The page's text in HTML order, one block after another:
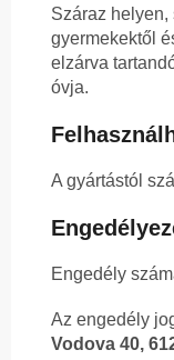
Száraz helyen,
gyermekektől
elzárva
óvja.
A gyártástól
Engedély
Az engedély
Vodova 40,